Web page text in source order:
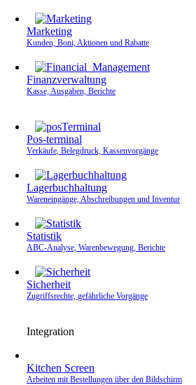
Marketing
Kunden, Boni, Aktionen und Rabatte
Finanzverwaltung
Kasse, Ausgaben, Berichte
Pos-terminal
Verkäufe, Belegdruck, Kassenvorgänge
Lagerbuchhaltung
Wareneingänge, Abschreibungen und Inventur
Statistik
ABC-Analyse, Warenbewegung, Berichte
Sicherheit
Zugriffsrechte, gefährliche Vorgänge
Integration
Kitchen Screen
Arbeiten mit Bestellungen über den Bildschirm